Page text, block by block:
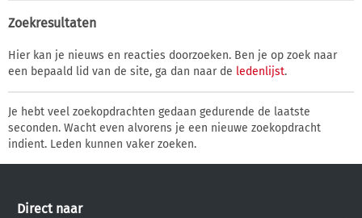
Zoekresultaten
Hier kan je nieuws en reacties doorzoeken. Ben je op zoek naar
een bepaald lid van de site, ga dan naar de ledenlijst.
Je hebt veel zoekopdrachten gedaan gedurende de laatste
seconden. Wacht even alvorens je een nieuwe zoekopdracht
indient. Leden kunnen vaker zoeken.
Direct naar